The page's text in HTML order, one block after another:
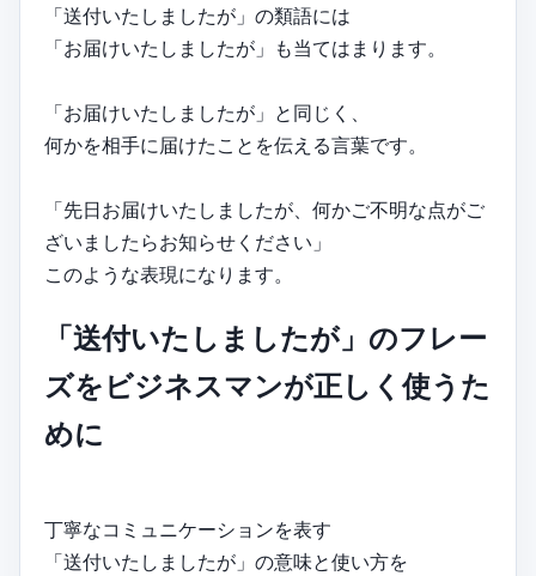
「送付いたしましたが」の類語には
「お届けいたしましたが」も当てはまります。
「お届けいたしましたが」と同じく、
何かを相手に届けたことを伝える言葉です。
「先日お届けいたしましたが、何かご不明な点がご
ざいましたらお知らせください」
このような表現になります。
「送付いたしましたが」のフレー
ズをビジネスマンが正しく使うた
めに
丁寧なコミュニケーションを表す
「送付いたしましたが」の意味と使い方を